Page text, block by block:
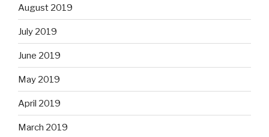
August 2019
July 2019
June 2019
May 2019
April 2019
March 2019